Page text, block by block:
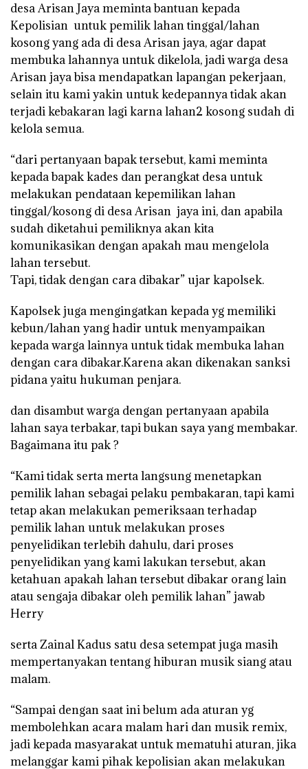
desa Arisan Jaya meminta bantuan kepada
Kepolisian untuk pemilik lahan tinggal/lahan
kosong yang ada di desa Arisan jaya, agar dapat
membuka lahannya untuk dikelola, jadi warga desa
Arisan jaya bisa mendapatkan lapangan pekerjaan,
selain itu kami yakin untuk kedepannya tidak akan
terjadi kebakaran lagi karna lahan2 kosong sudah di
kelola semua.
“dari pertanyaan bapak tersebut, kami meminta
kepada bapak kades dan perangkat desa untuk
melakukan pendataan kepemilikan lahan
tinggal/kosong di desa Arisan jaya ini, dan apabila
sudah diketahui pemiliknya akan kita
komunikasikan dengan apakah mau mengelola
lahan tersebut.
Tapi, tidak dengan cara dibakar” ujar kapolsek.
Kapolsek juga mengingatkan kepada yg memiliki
kebun/lahan yang hadir untuk menyampaikan
kepada warga lainnya untuk tidak membuka lahan
dengan cara dibakar.Karena akan dikenakan sanksi
pidana yaitu hukuman penjara.
dan disambut warga dengan pertanyaan apabila
lahan saya terbakar, tapi bukan saya yang membakar.
Bagaimana itu pak ?
“Kami tidak serta merta langsung menetapkan
pemilik lahan sebagai pelaku pembakaran, tapi kami
tetap akan melakukan pemeriksaan terhadap
pemilik lahan untuk melakukan proses
penyelidikan terlebih dahulu, dari proses
penyelidikan yang kami lakukan tersebut, akan
ketahuan apakah lahan tersebut dibakar orang lain
atau sengaja dibakar oleh pemilik lahan” jawab
Herry
serta Zainal Kadus satu desa setempat juga masih
mempertanyakan tentang hiburan musik siang atau
malam.
“Sampai dengan saat ini belum ada aturan yg
membolehkan acara malam hari dan musik remix,
jadi kepada masyarakat untuk mematuhi aturan, jika
melanggar kami pihak kepolisian akan melakukan